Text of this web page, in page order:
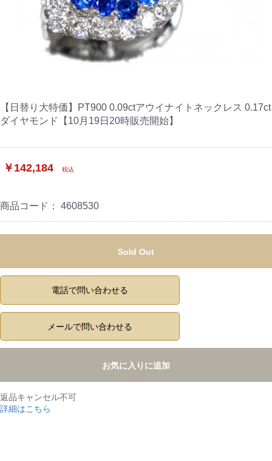
【日替り大特価】PT900 0.09ctアウイナイトネックレス 0.17ct
ダイヤモンド【10月19日20時販売開始】
￥142,184 税込
商品コード： 4608530
Sold Out
電話で問い合わせる
メールで問い合わせる
お気に入りに追加
返品キャンセル不可
詳細はこちら